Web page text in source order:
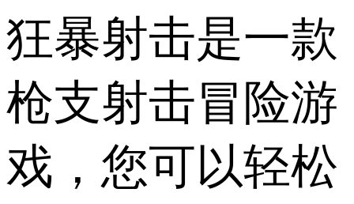
狂暴射击是一款
枪支射击冒险游
戏，您可以轻松